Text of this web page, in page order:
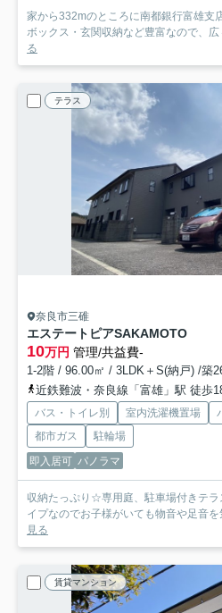
家から332mのところに南都銀行富雄支
ボックス・玄関収納など豊富なので、広
る
テラス
奈良市三碓
エステートピアSAKAMOTO
10万円 管理/共益費-
1-2階 / 96.00㎡ / 3LDK＋S(納戸) /築
近鉄難波・奈良線「富雄」駅 徒歩
バス・トイレ別 室内洗濯機置場
都市ガス
駐輪場
即入居可 パノラマ
収納たっぷり☆専用庭、駐車場付きテラ
イプなのでお子様がいても物音や足音を
見る
賃貸マンション